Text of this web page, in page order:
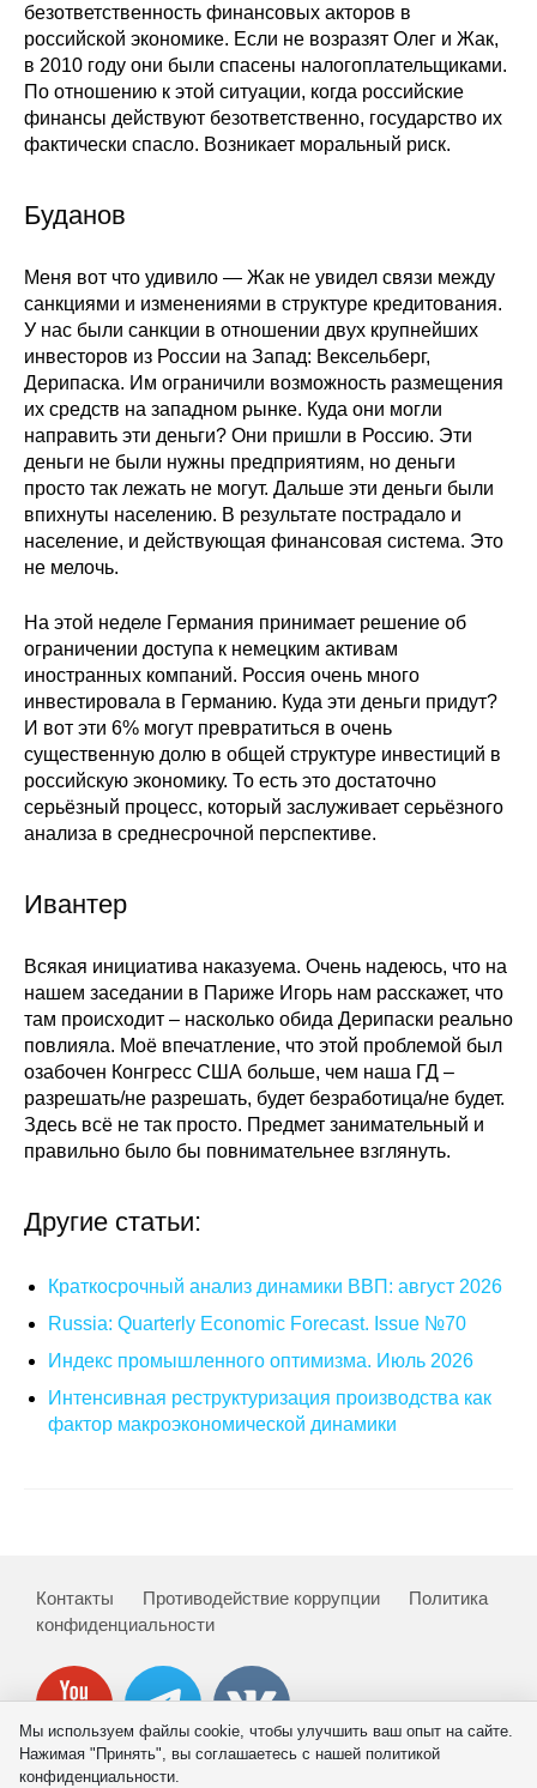
безответственность финансовых акторов в
российской экономике. Если не возразят Олег и Жак,
в 2010 году они были спасены налогоплательщиками.
По отношению к этой ситуации, когда российские
финансы действуют безответственно, государство их
фактически спасло. Возникает моральный риск.
Буданов
Меня вот что удивило — Жак не увидел связи между
санкциями и изменениями в структуре кредитования.
У нас были санкции в отношении двух крупнейших
инвесторов из России на Запад: Вексельберг,
Дерипаска. Им ограничили возможность размещения
их средств на западном рынке. Куда они могли
направить эти деньги? Они пришли в Россию. Эти
деньги не были нужны предприятиям, но деньги
просто так лежать не могут. Дальше эти деньги были
впихнуты населению. В результате пострадало и
население, и действующая финансовая система. Это
не мелочь.
На этой неделе Германия принимает решение об
ограничении доступа к немецким активам
иностранных компаний. Россия очень много
инвестировала в Германию. Куда эти деньги придут?
И вот эти 6% могут превратиться в очень
существенную долю в общей структуре инвестиций в
российскую экономику. То есть это достаточно
серьёзный процесс, который заслуживает серьёзного
анализа в среднесрочной перспективе.
Ивантер
Всякая инициатива наказуема. Очень надеюсь, что на
нашем заседании в Париже Игорь нам расскажет, что
там происходит – насколько обида Дерипаски реально
повлияла. Моё впечатление, что этой проблемой был
озабочен Конгресс США больше, чем наша ГД –
разрешать/не разрешать, будет безработица/не будет.
Здесь всё не так просто. Предмет занимательный и
правильно было бы повнимательнее взглянуть.
Другие статьи:
Краткосрочный анализ динамики ВВП: август 2026
Russia: Quarterly Economic Forecast. Issue №70
Индекс промышленного оптимизма. Июль 2026
Интенсивная реструктуризация производства как
фактор макроэкономической динамики
Контакты Противодействие коррупции
Политика
конфиденциальности
Мы используем файлы cookie, чтобы улучшить ваш опыт на сайте.
Нажимая "Принять", вы соглашаетесь с нашей политикой
конфиденциальности.